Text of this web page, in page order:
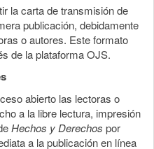
la carta de transmisión de
publicación, debidamente
o autores. Este formato
de la plataforma OJS.
abierto las lectoras o
a la libre lectura, impresión
Hechos y Derechos por
a la publicación en línea